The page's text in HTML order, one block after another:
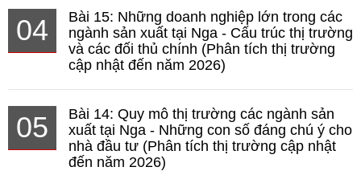
04
Bài 15: Những doanh nghiệp lớn trong các
ngành sản xuất tại Nga - Cấu trúc thị trường
và các đối thủ chính (Phân tích thị trường
cập nhật đến năm 2026)
05
Bài 14: Quy mô thị trường các ngành sản
xuất tại Nga - Những con số đáng chú ý cho
nhà đầu tư (Phân tích thị trường cập nhật
đến năm 2026)